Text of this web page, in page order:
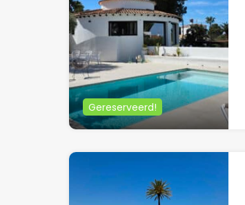
Gereserveerd!